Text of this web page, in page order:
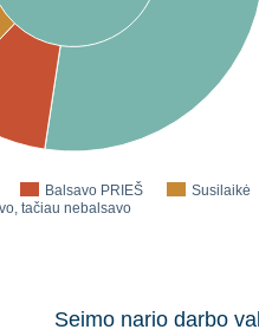
Balsavo PRIEŠ
Susilaikė
tačiau nebalsavo
Seimo nario darbo